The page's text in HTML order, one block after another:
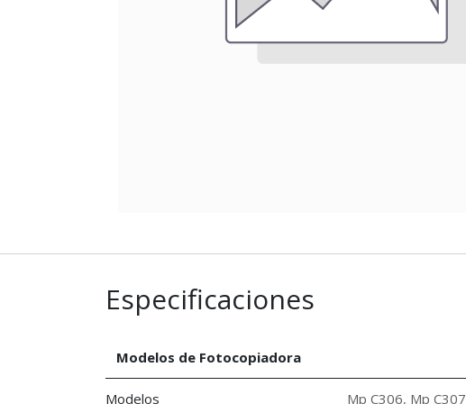
Especificaciones
Modelos de Fotocopiadora
Modelos Mp C306, Mp C307